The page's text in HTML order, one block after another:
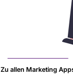
Zu allen Marketing